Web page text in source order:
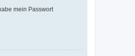
mein Passwort